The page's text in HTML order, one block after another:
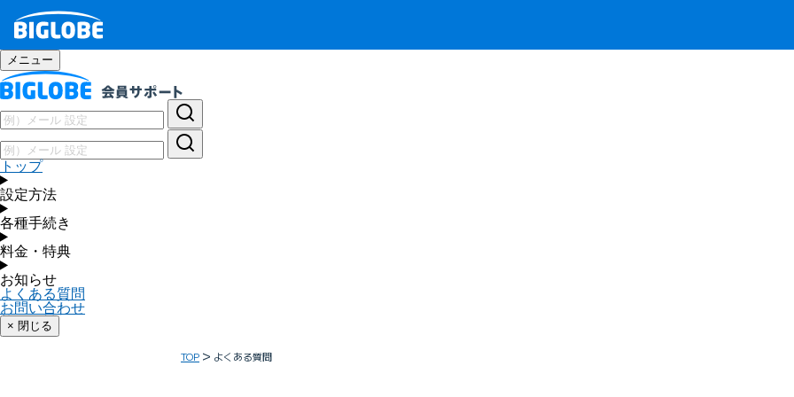
メニュー
トップ
設定方法
各種手続き
料金・特典
お知らせ
よくある質問
お問い合わせ
× 閉じる
TOP よくある質問